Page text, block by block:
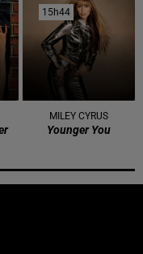
15h44
15h44
MILEY CYRUS
Younger You